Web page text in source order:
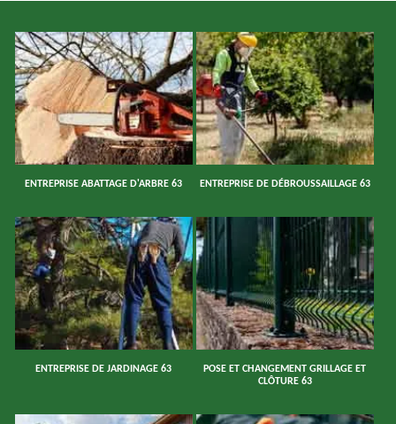
ENTREPRISE ABATTAGE D'ARBRE 63 ENTREPRISE DE DÉBROUSSAILLAGE 63
ENTREPRISE DE JARDINAGE 63
POSE ET CHANGEMENT GRILLAGE ET
CLÔTURE 63